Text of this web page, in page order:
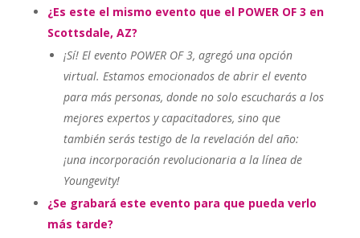
¿Es este el mismo evento que el POWER OF 3 en
Scottsdale, AZ?
¡Sí! El evento POWER OF 3, agregó una opción
virtual. Estamos emocionados de abrir el evento
para más personas, donde no solo escucharás a los
mejores expertos y capacitadores, sino que
también serás testigo de la revelación del año:
¡una incorporación revolucionaria a la línea de
Youngevity!
¿Se grabará este evento para que pueda verlo
más tarde?